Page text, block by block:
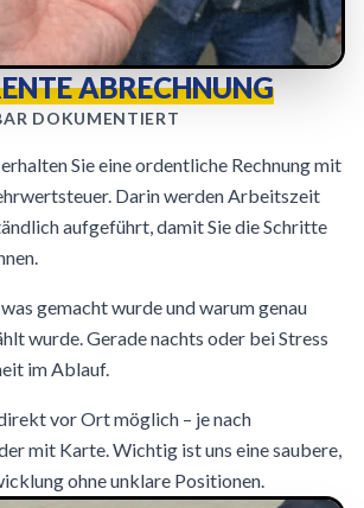
ABRECHNUNG
DOKUMENTIERT
Sie eine ordentliche Rechnung mit
Darin werden Arbeitszeit
aufgeführt, damit Sie die Schritte
gemacht wurde und warum genau
wurde. Gerade nachts oder bei Stress
im Ablauf.
vor Ort möglich – je nach
mit Karte. Wichtig ist uns eine saubere,
ohne unklare Positionen.